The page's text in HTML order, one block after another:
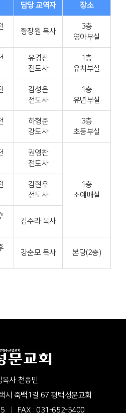
담당 교역자 장소
황장원 목사
3층
영아부실
유경진
전도사
1층
유치부실
김성은
전도사
1층
유년부실
하형준
강도사
3층
초등부실
권영찬
전도사
1층
소예배실
김현우
전도사
김주라 목사
강순모 목사 본당(2층)
목사 천종민
시 죽백1길 67 평택성문교회
FAX : 031-652-5400